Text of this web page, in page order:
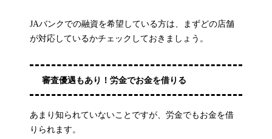
JAバンクでの融資を希望している方は、まずどの店舗
が対応しているかチェックしておきましょう。
審査優遇もあり！労金でお金を借りる
あまり知られていないことですが、労金でもお金を借
りられます。